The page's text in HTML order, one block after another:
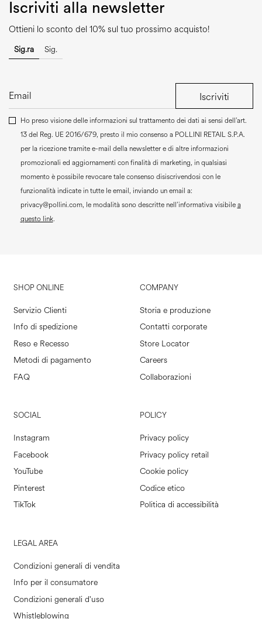
Iscriviti alla newsletter
Ottieni lo sconto del 10% sul tuo prossimo acquisto!
Sig.ra Sig.
Iscriviti
Ho preso visione delle informazioni sul trattamento dei dati ai sensi dell’art.
13 del Reg. UE 2016/679, presto il mio consenso a POLLINI RETAIL S.P.A.
per la ricezione tramite e-mail della newsletter e di altre informazioni
promozionali ed aggiornamenti con finalità di marketing, in qualsiasi
momento è possibile revocare tale consenso disiscrivendosi con le
funzionalità indicate in tutte le email, inviando un email a:
privacy@pollini.com, le modalità sono descritte nell’informativa visibilea
questo link.
SHOP ONLINE
Servizio Clienti
Info di spedizione
Reso e Recesso
Metodi di pagamento
FAQ
COMPANY
Storia e produzione
Contatti corporate
Store Locator
Careers
Collaborazioni
SOCIAL
Instagram
Facebook
YouTube
Pinterest
TikTok
POLICY
Privacy policy
Privacy policy retail
Cookie policy
Codice etico
Politica di accessibilità
LEGAL AREA
Condizioni generali di vendita
Info per il consumatore
Condizioni generali d'uso
Whistleblowing